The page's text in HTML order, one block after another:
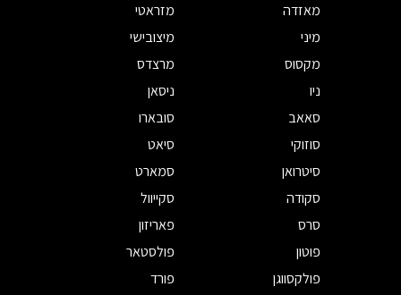
מאזדה
מזראטי
מיני
מיצובישי
מקסוס
מרצדס
ניו
ניסאן
סאאב
סובארו
סוזוקי
סיאט
סיטרואן
סמארט
סקודה
סקייוול
סרס
פאריזון
פוטון
פולסטאר
פולקסווגן
פורד